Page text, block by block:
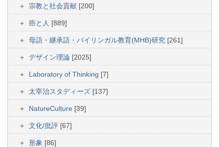
宗教と社会貢献 [200]
癌と人 [889]
母語・継承語・バイリンガル教育(MHB)研究 [261]
デザイン理論 [2025]
Laboratory of Thinking [7]
太宰治スタディーズ [137]
NatureCulture [39]
文化/批評 [67]
形象 [86]